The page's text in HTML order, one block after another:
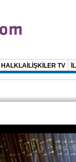
HALKLAİLİŞKİLER TV